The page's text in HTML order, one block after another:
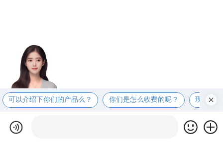
可以介绍下你们的产品么？ 你们是怎么收费的呢？ 现在有